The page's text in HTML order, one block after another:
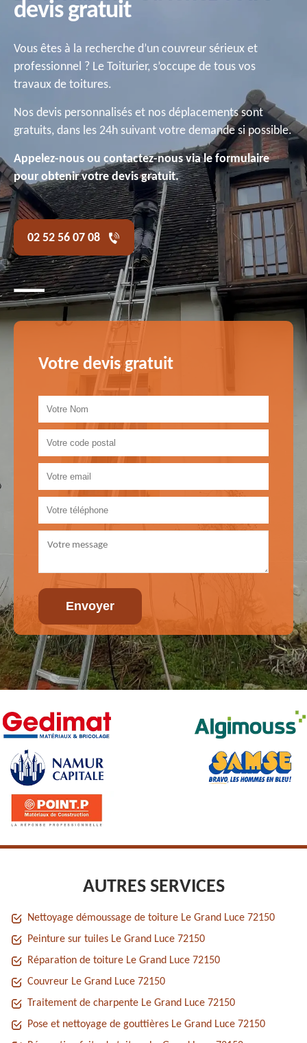
devis gratuit
Vous êtes à la recherche d’un couvreur sérieux et
professionnel ? Le Toiturier, s’occupe de tous vos
travaux de toitures.
Nos devis personnalisés et nos déplacements sont
gratuits, dans les 24h suivant votre demande si possible.
Appelez-nous ou contactez-nous via le formulaire
pour obtenir votre devis gratuit.
02 52 56 07 08
Votre devis gratuit
AUTRES SERVICES
Nettoyage démoussage de toiture Le Grand Luce 72150
Peinture sur tuiles Le Grand Luce 72150
Réparation de toiture Le Grand Luce 72150
Couvreur Le Grand Luce 72150
Traitement de charpente Le Grand Luce 72150
Pose et nettoyage de gouttières Le Grand Luce 72150